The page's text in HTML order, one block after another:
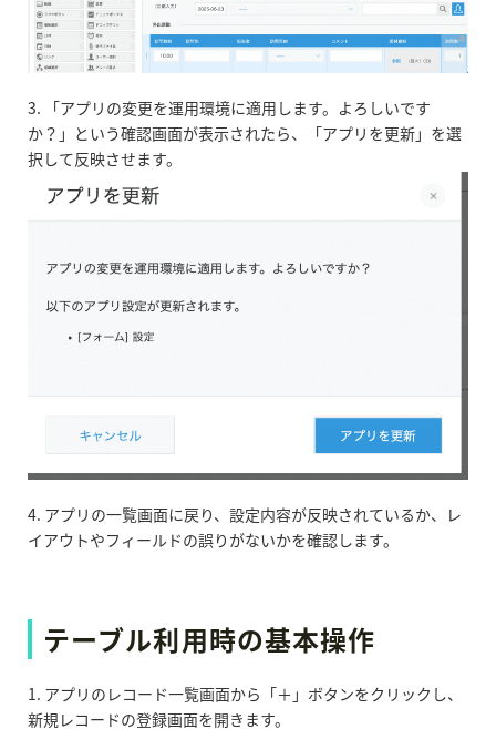
3. 「アプリの変更を運用環境に適用します。よろしいです
か？」という確認画面が表示されたら、「アプリを更新」を選
択して反映させます。
4. アプリの一覧画面に戻り、設定内容が反映されているか、レ
イアウトやフィールドの誤りがないかを確認します。
テーブル利用時の基本操作
1. アプリのレコード一覧画面から「＋」ボタンをクリックし、
新規レコードの登録画面を開きます。